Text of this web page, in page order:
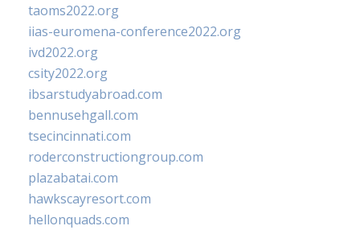
taoms2022.org
iias-euromena-conference2022.org
ivd2022.org
csity2022.org
ibsarstudyabroad.com
bennusehgall.com
tsecincinnati.com
roderconstructiongroup.com
plazabatai.com
hawkscayresort.com
hellonquads.com